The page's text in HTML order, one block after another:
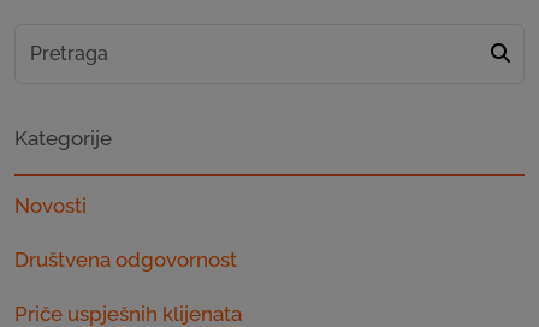
Kategorije
Novosti
Društvena odgovornost
Priče uspješnih klijenata